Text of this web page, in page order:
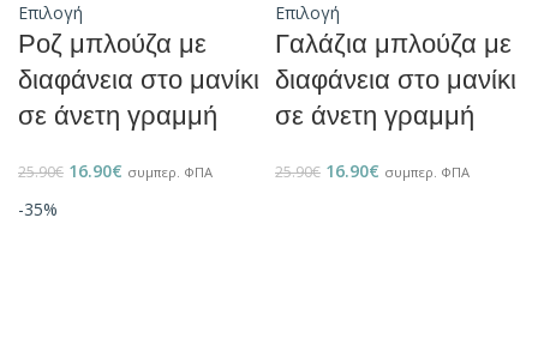
Επιλογή
Ροζ μπλούζα με
διαφάνεια στο μανίκι
σε άνετη γραμμή
25.90€ 16.90€ συμπερ. ΦΠΑ
Επιλογή
Γαλάζια μπλούζα με
διαφάνεια στο μανίκι
σε άνετη γραμμή
25.90€ 16.90€ συμπερ. ΦΠΑ
-35%